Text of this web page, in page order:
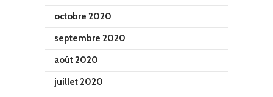
octobre 2020
septembre 2020
août 2020
juillet 2020